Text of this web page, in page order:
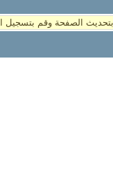
الصفحة وقم بتسجيل